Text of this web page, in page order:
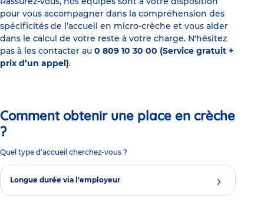
pour vous accompagner dans la compréhension des
spécificités de l’accueil en micro-crèche et vous aider
dans le calcul de votre reste à votre charge. N'hésitez
pas à les contacter au 0 809 10 30 00 (Service gratuit +
prix d’un appel).
Comment obtenir une place en crèche
?
Quel type d'accueil cherchez-vous ?
Longue durée via l'employeur